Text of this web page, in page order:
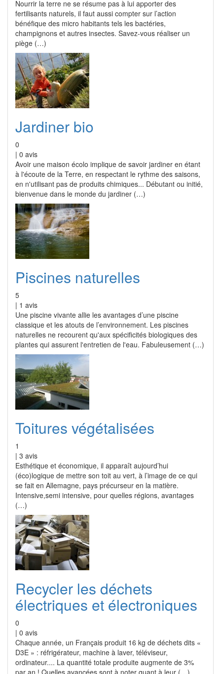
Nourrir la terre ne se résume pas à lui apporter des
fertilisants naturels, il faut aussi compter sur l’action
bénéfique des micro habitants tels les bactéries,
champignons et autres insectes. Savez-vous réaliser un
piège (…)
Jardiner bio
0
| 0 avis
Avoir une maison écolo implique de savoir jardiner en étant
à l'écoute de la Terre, en respectant le rythme des saisons,
en n'utilisant pas de produits chimiques... Débutant ou initié,
bienvenue dans le monde du jardiner (…)
Piscines naturelles
5
| 1 avis
Une piscine vivante allie les avantages d’une piscine
classique et les atouts de l’environnement. Les piscines
naturelles ne recourent qu'aux spécificités biologiques des
plantes qui assurent l'entretien de l'eau. Fabuleusement (…)
Toitures végétalisées
1
| 3 avis
Esthétique et économique, il apparaît aujourd’hui
(éco)logique de mettre son toit au vert, à l’image de ce qui
se fait en Allemagne, pays précurseur en la matière.
Intensive,semi intensive, pour quelles régions, avantages
(…)
Recycler les déchets
électriques et électroniques
0
| 0 avis
Chaque année, un Français produit 16 kg de déchets dits «
D3E » : réfrigérateur, machine à laver, téléviseur,
ordinateur.... La quantité totale produite augmente de 3%
par an ! Quelles avancées sont à noter quant à leur (…)